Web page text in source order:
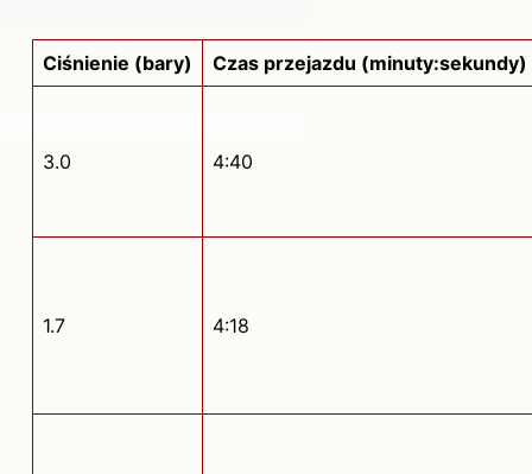
Ciśnienie (bary) Czas przejazdu (minuty:sekundy)
3.0 4:40
1.7 4:18